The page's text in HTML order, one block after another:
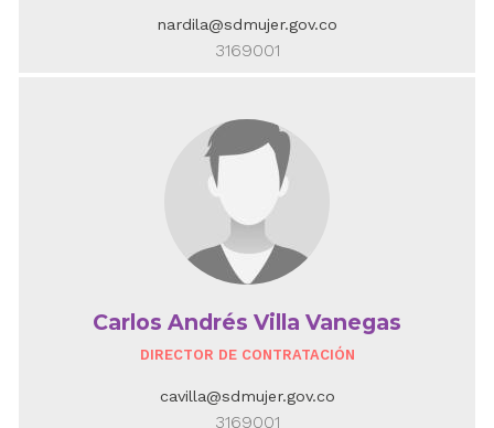
Carlos Andrés Villa Vanegas
DIRECTOR DE CONTRATACIÓN
cavilla@sdmujer.gov.co
3169001
nardila@sdmujer.gov.co
3169001